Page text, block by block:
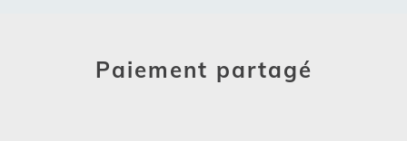
Paiement partagé